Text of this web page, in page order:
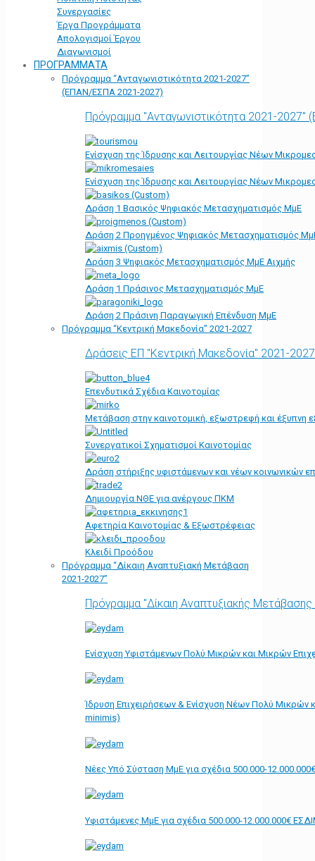
Συνεργασίες
Έργα Προγράμματα
Απολογισμοί Έργου
Διαγωνισμοί
ΠΡΟΓΡΑΜΜΑΤΑ
Πρόγραμμα “Ανταγωνιστικότητα 2021-2027”
(ΕΠΑΝ/ΕΣΠΑ 2021-2027)
Πρόγραμμα "Ανταγωνιστικότητα 2021-
Ενίσχυση της Ίδρυσης και Λειτουργίας Νέων
Ενίσχυση της Ίδρυσης και Λειτουργίας Νέων
Δράση 1 Βασικός Ψηφιακός Μετασχηματισμός ΜμΕ
Δράση 2 Προηγμένος Ψηφιακός Μετασχηματισμός
Δράση 3 Ψηφιακός Μετασχηματισμός ΜμΕ Αιχμής
Δράση 1 Πράσινος Μετασχηματισμός ΜμΕ
Δράση 2 Πράσινη Παραγωγική Επένδυση ΜμΕ
Πρόγραμμα “Κεντρική Μακεδονία” 2021-2027
Δράσεις ΕΠ "Κεντρική Μακεδονία" 2021-2027
Επενδυτικά Σχέδια Καινοτομίας
Μετάβαση στην καινοτομική, εξωστρεφή και έξυπνη
Συνεργατικοί Σχηματισμοί Καινοτομίας
Δράση στήριξης υφιστάμενων και νέων κοινωνικών
Δημιουργία ΝΘΕ για ανέργους ΠΚΜ
Αφετηρία Kαινοτομίας & Εξωστρέφειας
Κλειδί Προόδου
Πρόγραμμα “Δίκαιη Αναπτυξιακή Μετάβαση
2021-2027”
Πρόγραμμα "Δίκαιη Αναπτυξιακής
Ενίσχυση Υφιστάμενων Πολύ Μικρών και Μικρών
Ίδρυση Επιχειρήσεων & Ενίσχυση Νέων Πολύ Μικρών
minimis)
Νέες Υπό Σύσταση ΜμΕ για σχέδια 500.000-
Υφιστάμενες ΜμΕ για σχέδια 500.000-12.000.000€